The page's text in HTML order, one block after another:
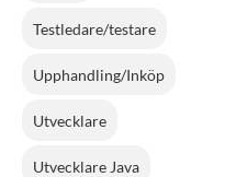
Testledare/testare
Upphandling/Inköp
Utvecklare
Utvecklare Java